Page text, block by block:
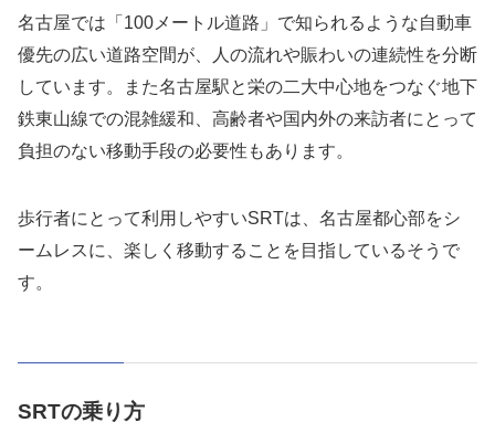
名古屋では「100メートル道路」で知られるような自動車
優先の広い道路空間が、人の流れや賑わいの連続性を分断
しています。また名古屋駅と栄の二大中心地をつなぐ地下
鉄東山線での混雑緩和、高齢者や国内外の来訪者にとって
負担のない移動手段の必要性もあります。
歩行者にとって利用しやすいSRTは、名古屋都心部をシ
ームレスに、楽しく移動することを目指しているそうで
す。
SRTの乗り方